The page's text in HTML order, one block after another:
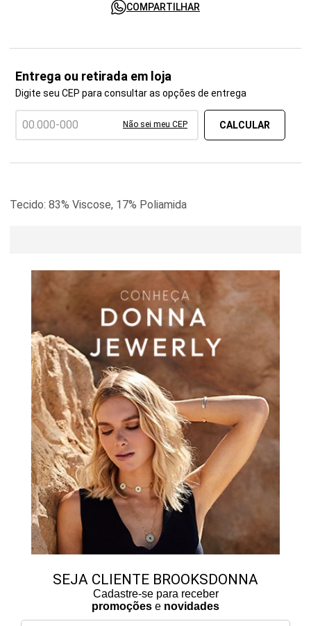
COMPARTILHAR
Entrega ou retirada em loja
Digite seu CEP para consultar as opções de entrega
Não sei meu CEP
Tecido: 83% Viscose, 17% Poliamida
SEJA CLIENTE BROOKSDONNA
Cadastre-se para receber
promoções e novidades